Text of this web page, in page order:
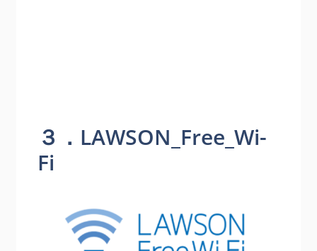
３．LAWSON_Free_Wi-
Fi